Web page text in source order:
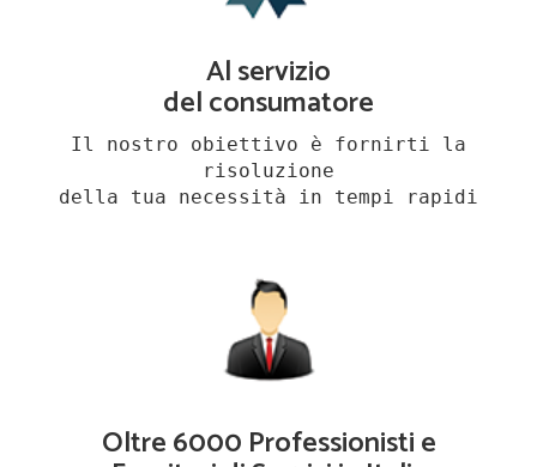
Al servizio
del consumatore
Il nostro obiettivo è fornirti la
risoluzione
della tua necessità in tempi rapidi
Oltre 6000 Professionisti e